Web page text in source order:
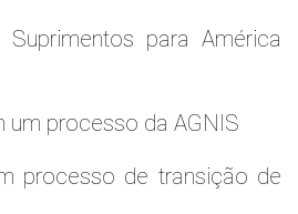
para América
um processo da AGNIS
processo de transição de